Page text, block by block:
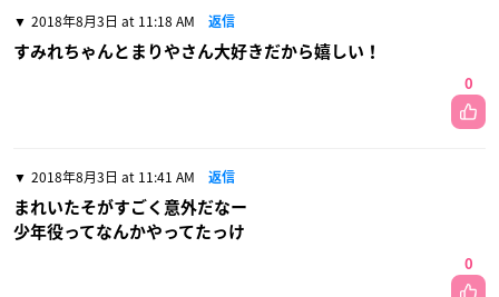
2018年8月3日 at 11:18 AM 返信
すみれちゃんとまりやさん大好きだから嬉しい！
0
2018年8月3日 at 11:41 AM 返信
まれいたそがすごく意外だなー
少年役ってなんかやってたっけ
0